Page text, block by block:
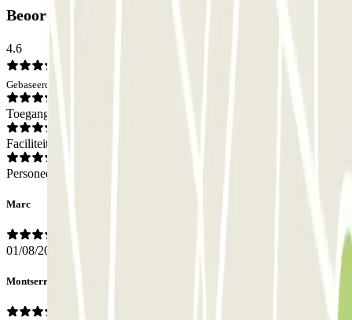
Beoordelingen
4.6
Gebaseerd op 4 meningen
Toegang
Faciliteiten
Personeel
Marc
01/08/2026
Montserrat